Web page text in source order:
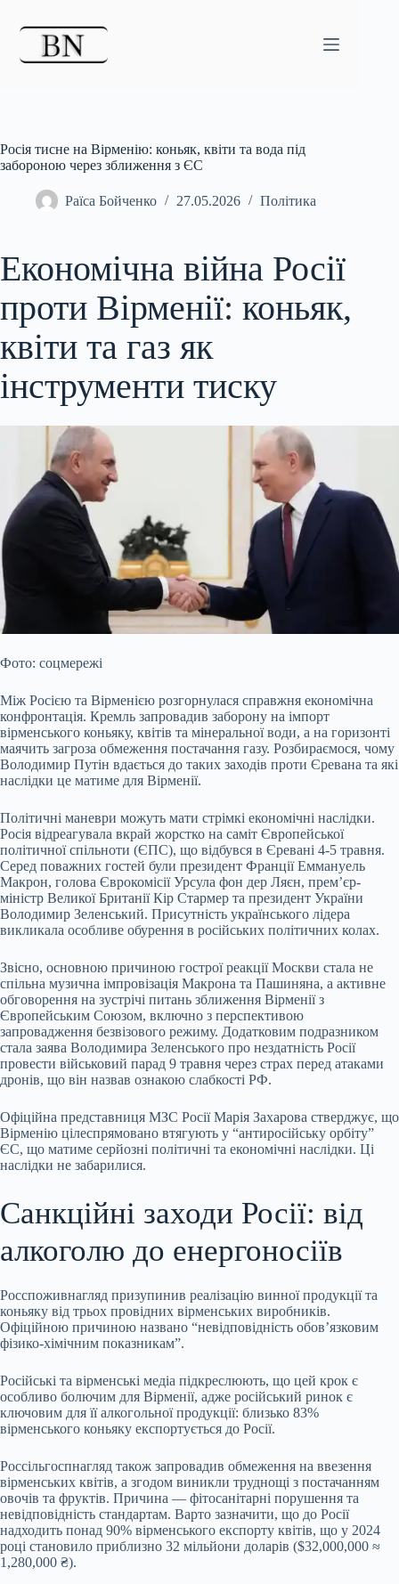
Росія тисне на Вірменію: коньяк, квіти та вода під
забороною через зближення з ЄС
Раїса Бойченко 27.05.2026 Політика
Економічна війна Росії
проти Вірменії: коньяк,
квіти та газ як
інструменти тиску
Фото: соцмережі
Між Росією та Вірменією розгорнулася справжня економічна
конфронтація. Кремль запровадив заборону на імпорт
вірменського коньяку, квітів та мінеральної води, а на горизонті
маячить загроза обмеження постачання газу. Розбираємося, чому
Володимир Путін вдається до таких заходів проти Єревана та які
наслідки це матиме для Вірменії.
Політичні маневри можуть мати стрімкі економічні наслідки.
Росія відреагувала вкрай жорстко на саміт Європейської
політичної спільноти (ЄПС), що відбувся в Єревані 4-5 травня.
Серед поважних гостей були президент Франції Еммануель
Макрон, голова Єврокомісії Урсула фон дер Ляєн, прем’єр-
міністр Великої Британії Кір Стармер та президент України
Володимир Зеленський. Присутність українського лідера
викликала особливе обурення в російських політичних колах.
Звісно, основною причиною гострої реакції Москви стала не
спільна музична імпровізація Макрона та Пашиняна, а активне
обговорення на зустрічі питань зближення Вірменії з
Європейським Союзом, включно з перспективою
запровадження безвізового режиму. Додатковим подразником
стала заява Володимира Зеленського про нездатність Росії
провести військовий парад 9 травня через страх перед атаками
дронів, що він назвав ознакою слабкості РФ.
Офіційна представниця МЗС Росії Марія Захарова стверджує, що
Вірменію цілеспрямовано втягують у “антиросійську орбіту”
ЄС, що матиме серйозні політичні та економічні наслідки. Ці
наслідки не забарилися.
Санкційні заходи Росії: від
алкоголю до енергоносіїв
Росспоживнагляд призупинив реалізацію винної продукції та
коньяку від трьох провідних вірменських виробників.
Офіційною причиною названо “невідповідність обов’язковим
фізико-хімічним показникам”.
Російські та вірменські медіа підкреслюють, що цей крок є
особливо болючим для Вірменії, адже російський ринок є
ключовим для її алкогольної продукції: близько 83%
вірменського коньяку експортується до Росії.
Россільгоспнагляд також запровадив обмеження на ввезення
вірменських квітів, а згодом виникли труднощі з постачанням
овочів та фруктів. Причина — фітосанітарні порушення та
невідповідність стандартам. Варто зазначити, що до Росії
надходить понад 90% вірменського експорту квітів, що у 2024
році становило приблизно 32 мільйони доларів ($32,000,000 ≈
1,280,000 ₴).